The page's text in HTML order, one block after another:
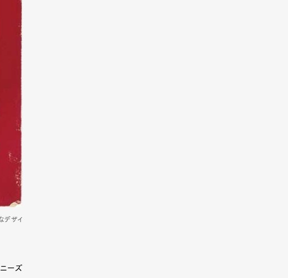
Culture
デザイ
ーズ